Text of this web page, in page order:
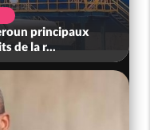
principaux
de la r...